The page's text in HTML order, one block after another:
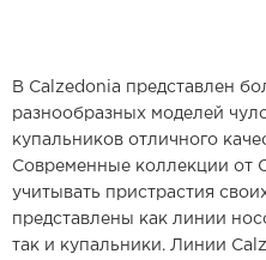
В Calzedonia представлен
разнообразных моделей
купальников отличного
Современные коллекции от
учитывать пристрастия
представлены как линии
так и купальники. Линии